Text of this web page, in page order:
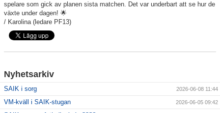
spelare som gick av planen sista matchen. Det var underbart att se hur de
växte under dagen! 🌟
/ Karolina (ledare PF13)
Nyhetsarkiv
SAIK i sorg 2026-06-08 11:44
VM-kväll i SAIK-stugan 2026-06-05 09:42